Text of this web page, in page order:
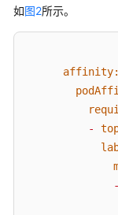
如图2所示。
affinity:
-
-